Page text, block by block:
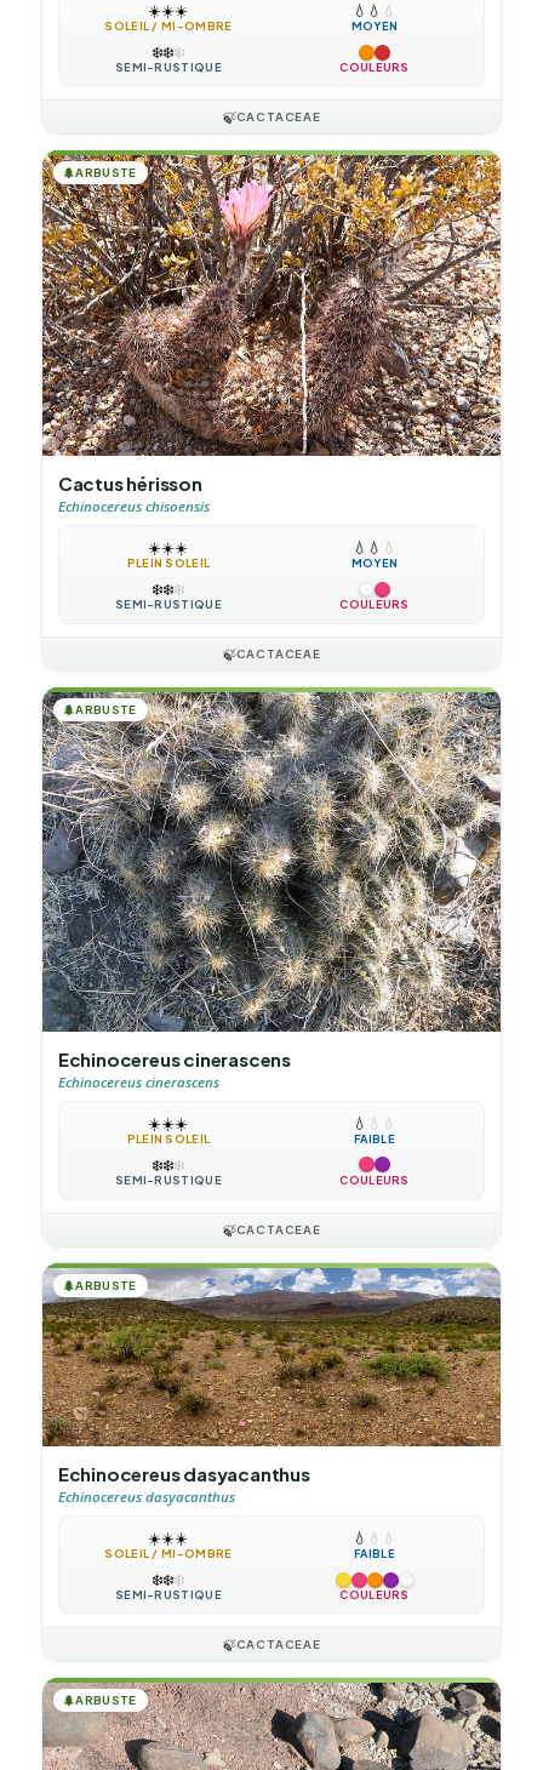
☀️☀️☀️
SOLEIL / MI-OMBRE
💧 💧 💧
MOYEN
❄️❄️❄️
SEMI-RUSTIQUE COULEURS
🍃CACTACEAE
🌲ARBUSTE
Cactus hérisson
Echinocereus chisoensis
☀️☀️☀️
PLEIN SOLEIL
💧 💧 💧
MOYEN
❄️❄️❄️
SEMI-RUSTIQUE COULEURS
🍃CACTACEAE
🌲ARBUSTE
Echinocereus cinerascens
Echinocereus cinerascens
☀️☀️☀️
PLEIN SOLEIL
💧 💧 💧
FAIBLE
❄️❄️❄️
SEMI-RUSTIQUE COULEURS
🍃CACTACEAE
🌲ARBUSTE
Echinocereus dasyacanthus
Echinocereus dasyacanthus
☀️☀️☀️
SOLEIL / MI-OMBRE
💧 💧 💧
FAIBLE
❄️❄️❄️
SEMI-RUSTIQUE COULEURS
🍃CACTACEAE
🌲ARBUSTE